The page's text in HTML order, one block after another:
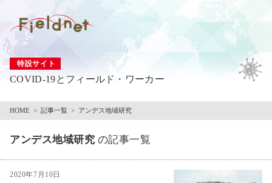
特設サイト
COVID-19とフィールド・ワーカー
HOME 記事一覧 アンデス地域研究
アンデス地域研究 の記事一覧
2020年7月10日